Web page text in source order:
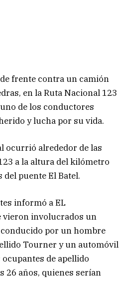
frente contra un camión
en la Ruta Nacional 123
de los conductores
y lucha por su vida.
ocurrió alrededor de las
a la altura del kilómetro
del puente El Batel.
informó a EL
vieron involucrados un
por un hombre
Tourner y un automóvil
de apellido
26 años, quienes serían